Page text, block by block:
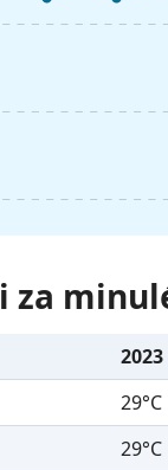
za
2023
29°C
29°C